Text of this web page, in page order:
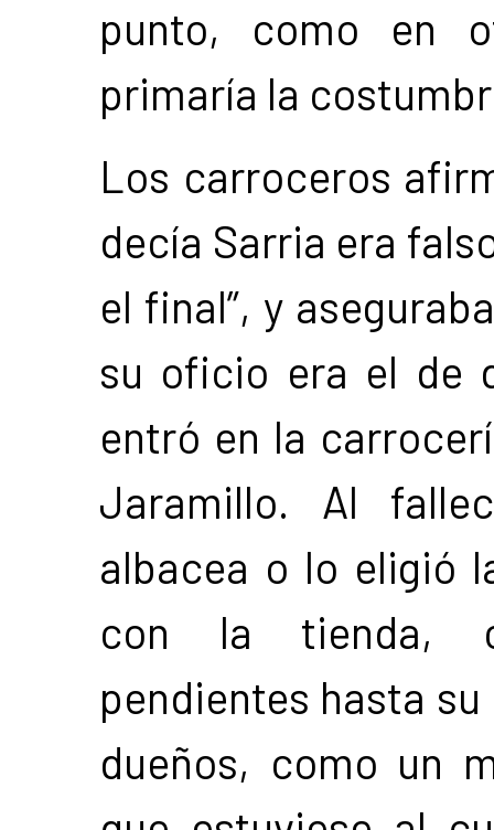
punto, como en
primaría la
Los carroceros
decía Sarria era
el final”, y
su oficio era el de
entró en la
Jaramillo. Al
albacea o lo eligió
con la tienda,
pendientes hasta
dueños, como un